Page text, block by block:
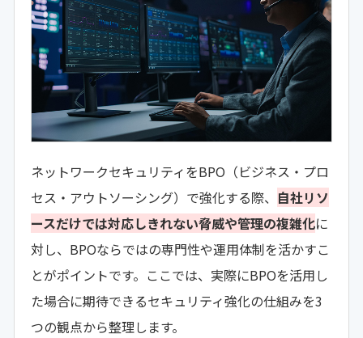
ネットワークセキュリティをBPO（ビジネス・プロ
セス・アウトソーシング）で強化する際、 自社リソ
ースだけでは対応しきれない脅威や管理の複雑化に
対し、BPOならではの専門性や運用体制を活かすこ
とがポイントです。ここでは、実際にBPOを活用し
た場合に期待できるセキュリティ強化の仕組みを3
つの観点から整理します。